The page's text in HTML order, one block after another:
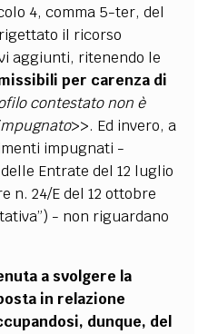
4, comma 5-ter, del
il ricorso
aggiunti, ritenendo le
per carenza di
contestato non è
>>. Ed invero, a
impugnati -
Entrate del 12 luglio
n. 24/E del 12 ottobre
- non riguardano
a svolgere la
in relazione
dunque, del